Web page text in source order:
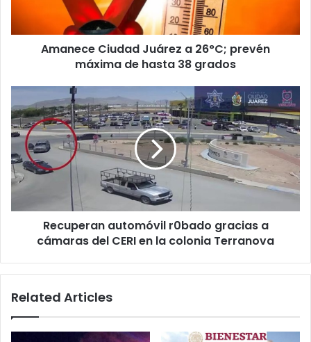
hasta
Amanece Ciudad Juárez a 26°C; prevén
máxima de hasta 38 grados
Recuperan
automóvil
r0bado
gracias
a
cámaras
del
en
colonia
Recuperan automóvil r0bado gracias a
cámaras del CERI en la colonia Terranova
Related Articles